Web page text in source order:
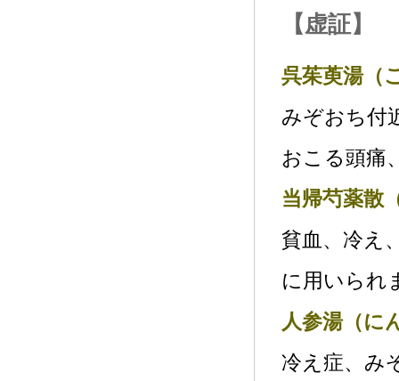
【虚証】
呉茱萸湯（
みぞおち付
おこる頭痛
当帰芍薬散
貧血、冷え
に用いられ
人参湯（に
冷え症、み